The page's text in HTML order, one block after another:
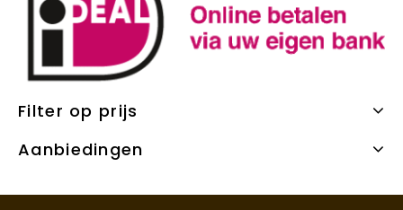
Filter op prijs
Aanbiedingen